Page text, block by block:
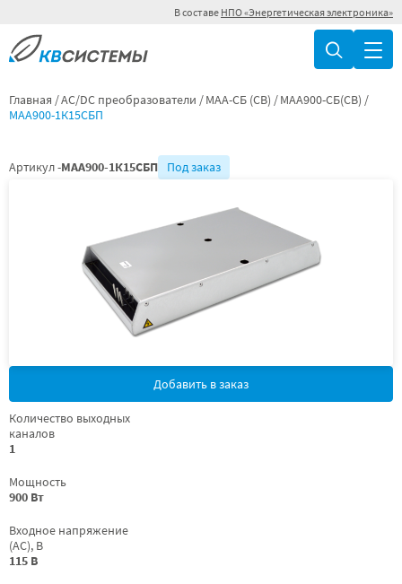
В составе НПО «Энергетическая электроника»
Главная AC/DC преобразователи МАА-СБ (СВ)
МАА900-СБ(СВ)
МАА900-1К15СБП
Артикул -МАА900-1К15СБП Под заказ
Добавить в заказ
Количество выходных
каналов
1
Мощность
900 Вт
Входное напряжение
(AC), В
115 В